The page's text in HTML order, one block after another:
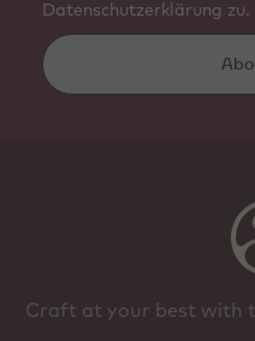
Datenschutzerklärung zu.
Craft at your best with